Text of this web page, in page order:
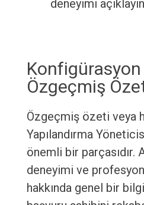
deneyimi
Özgeçmiş
Özgeçmiş özeti veya
Yapılandırma
önemli bir parçasıdır.
deneyimi ve
hakkında genel bir